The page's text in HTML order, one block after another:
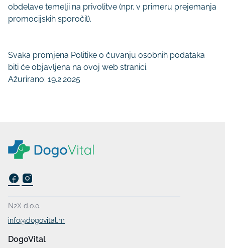
obdelave temelji na privolitve (npr. v primeru prejemanja
promocijskih sporočil).
Svaka promjena Politike o čuvanju osobnih podataka
biti će objavljena na ovoj web stranici.
Ažurirano: 19.2.2025
N2X d.o.o.
info@dogovital.hr
DogoVital